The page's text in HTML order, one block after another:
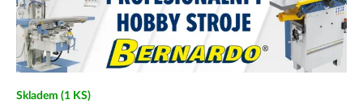
Skladem (1 KS)